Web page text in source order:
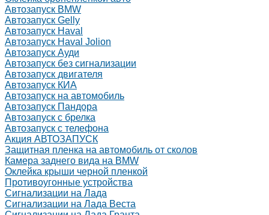
Автозапуск BMW
Автозапуск Gelly
Автозапуск Haval
Автозапуск Haval Jolion
Автозапуск Ауди
Автозапуск без сигнализации
Автозапуск двигателя
Автозапуск КИА
Автозапуск на автомобиль
Автозапуск Пандора
Автозапуск с брелка
Автозапуск с телефона
Акция АВТОЗАПУСК
Защитная пленка на автомобиль от сколов
Камера заднего вида на BMW
Оклейка крыши черной пленкой
Противоугонные устройства
Сигнализации на Лада
Сигнализации на Лада Веста